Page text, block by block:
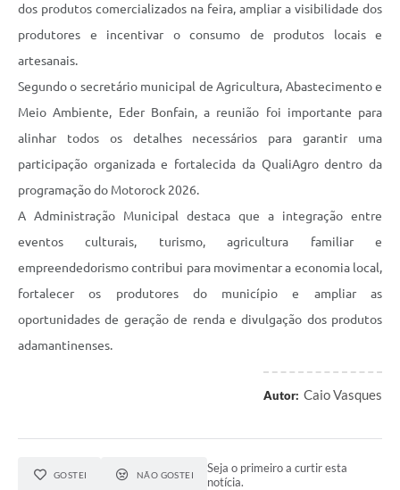
dos produtos comercializados na feira, ampliar a visibilidade dos
produtores e incentivar o consumo de produtos locais e
artesanais.
Segundo o secretário municipal de Agricultura, Abastecimento e
Meio Ambiente, Eder Bonfain, a reunião foi importante para
alinhar todos os detalhes necessários para garantir uma
participação organizada e fortalecida da QualiAgro dentro da
programação do Motorock 2026.
A Administração Municipal destaca que a integração entre
eventos culturais, turismo, agricultura familiar e
empreendedorismo contribui para movimentar a economia local,
fortalecer os produtores do município e ampliar as
oportunidades de geração de renda e divulgação dos produtos
adamantinenses.
Autor: Caio Vasques
GOSTEI NÃO GOSTEI
Seja o primeiro a curtir esta
notícia.